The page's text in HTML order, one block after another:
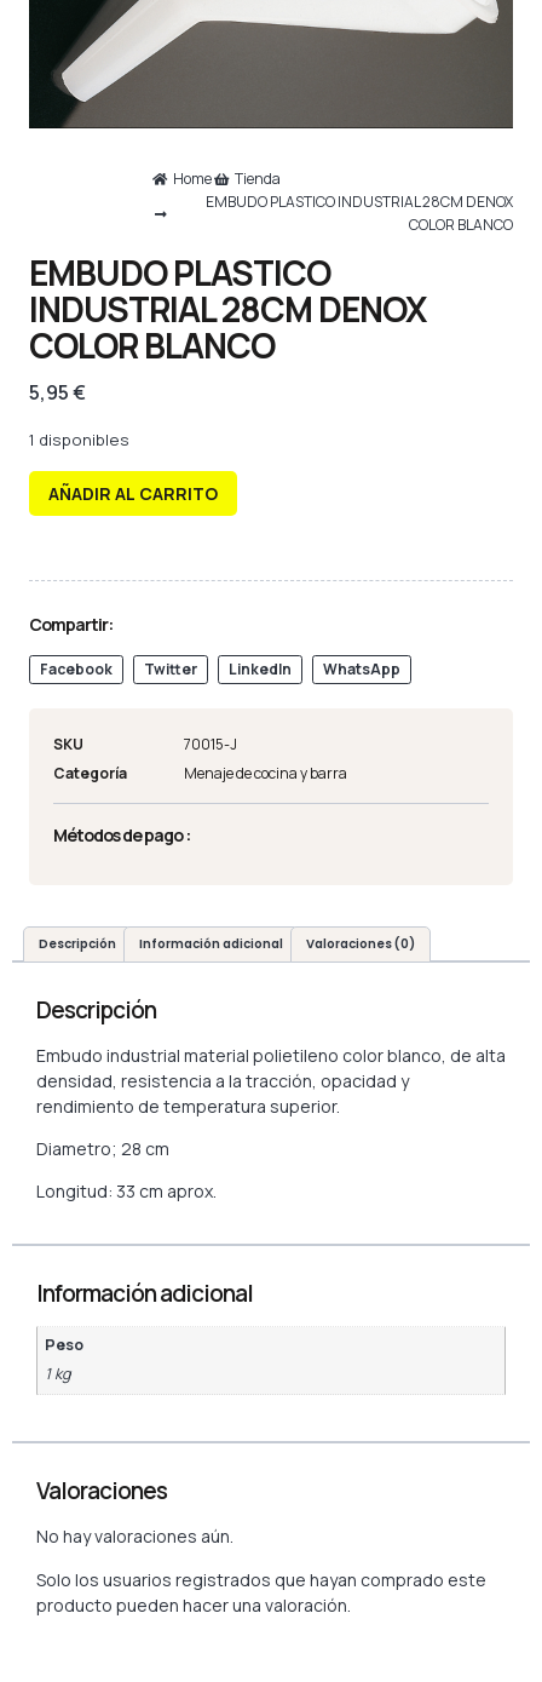
Home
Tienda
EMBUDO PLASTICO INDUSTRIAL 28CM DENOX
COLOR BLANCO
EMBUDO PLASTICO
INDUSTRIAL 28CM DENOX
COLOR BLANCO
5,95€
1 disponibles
AÑADIR AL CARRITO
Compartir:
Facebook Twitter LinkedIn WhatsApp
SKU
70015-J
Categoría
Menaje de cocina y barra
Métodos de pago :
Descripción Información adicional Valoraciones (0)
Descripción
Embudo industrial material polietileno color blanco, de alta
densidad, resistencia a la tracción, opacidad y
rendimiento de temperatura superior.
Diametro; 28 cm
Longitud: 33 cm aprox.
Información adicional
Peso
1 kg
Valoraciones
No hay valoraciones aún.
Solo los usuarios registrados que hayan comprado este
producto pueden hacer una valoración.